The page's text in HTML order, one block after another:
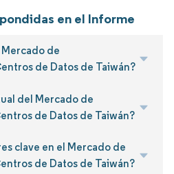
en el Informe
de
de Datos de Taiwán?
del Mercado de
de Datos de Taiwán?
clave en el Mercado de
de Datos de Taiwán?